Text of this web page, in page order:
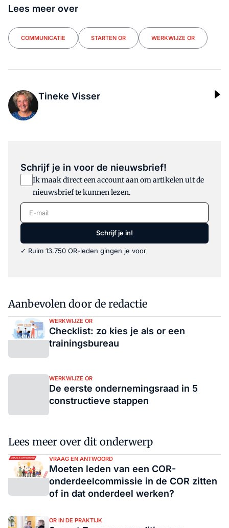
Lees meer over
COMMUNICATIE STARTEN OR WERKWIJZE OR
Tineke Visser
Schrijf je in voor de nieuwsbrief!
Ik maak direct een account aan om artikelen uit de
nieuwsbrief te kunnen lezen.
E-mail
Schrijf je in!
✓ Ruim 13.750 OR-leden gingen je voor
Aanbevolen door de redactie
WERKWIJZE OR
Checklist: zo kies je als or een
trainingsbureau
WERKWIJZE OR
De eerste ondernemingsraad in 5
constructieve stappen
Lees meer over dit onderwerp
VRAAG EN ANTWOORD
Moeten leden van een COR-
onderdeelcommissie in de COR zitten
of in dat onderdeel werken?
OR IN DE PRAKTIJK